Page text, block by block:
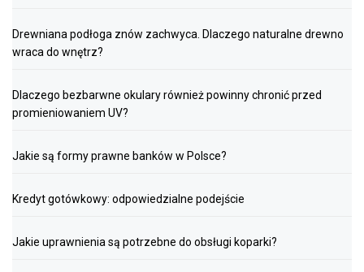
Drewniana podłoga znów zachwyca. Dlaczego naturalne drewno
wraca do wnętrz?
Dlaczego bezbarwne okulary również powinny chronić przed
promieniowaniem UV?
Jakie są formy prawne banków w Polsce?
Kredyt gotówkowy: odpowiedzialne podejście
Jakie uprawnienia są potrzebne do obsługi koparki?